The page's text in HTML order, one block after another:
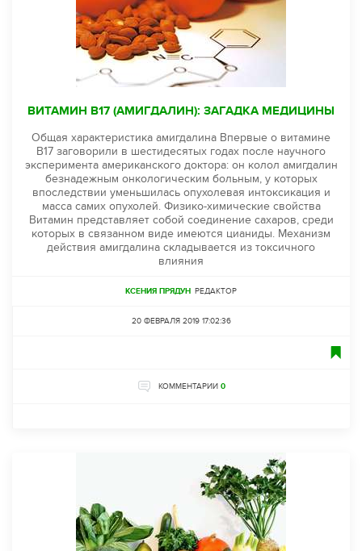
ВИТАМИН B17 (АМИГДАЛИН): ЗАГАДКА МЕДИЦИНЫ
Общая характеристика амигдалина Впервые о витамине
B17 заговорили в шестидесятых годах после научного
эксперимента американского доктора: он колол амигдалин
безнадежным онкологическим больным, у которых
впоследствии уменьшилась опухолевая интоксикация и
масса самих опухолей. Физико-химические свойства
Витамин представляет собой соединение сахаров, среди
которых в связанном виде имеются цианиды. Механизм
действия амигдалина складывается из токсичного
влияния
КСЕНИЯ ПРЯДУН РЕДАКТОР
20 ФЕВРАЛЯ 2019 17:02:36
КОММЕНТАРИИ 0